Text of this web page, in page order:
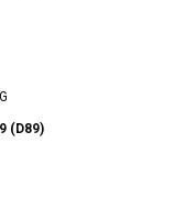
(D89)